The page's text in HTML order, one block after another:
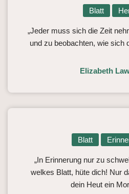
Blatt
„Jeder muss sich die Zeit
und zu beobachten, wie sich
Elizabeth
Blatt
„In Erinnerung nur zu
welkes Blatt, hüte dich! Nur
dein Heut ein